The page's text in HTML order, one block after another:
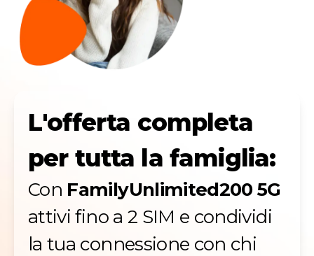
L'offerta completa
per tutta la famiglia:
Con FamilyUnlimited200 5G
attivi fino a 2 SIM e condividi
la tua connessione con chi